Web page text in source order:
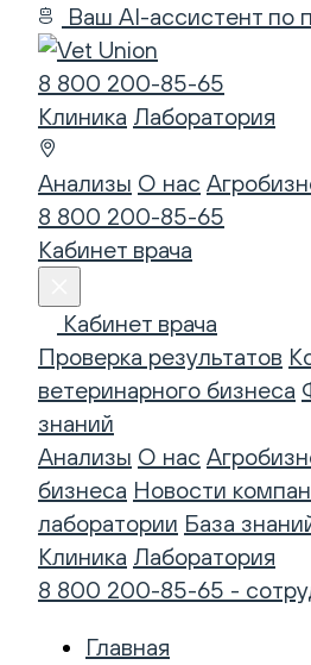
Ваш AI-ассистент по
8 800 200-85-65
Клиника Лаборатория
Анализы О нас
8 800 200-85-65
Кабинет врача
Кабинет врача
Проверка результатов
ветеринарного бизнеса
знаний
Анализы О нас
бизнеса Новости
лаборатории База
Клиника Лаборатория
8 800 200-85-65 -
Главная